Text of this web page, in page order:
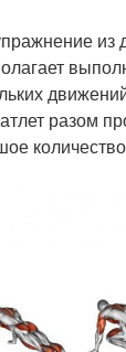
из
разом